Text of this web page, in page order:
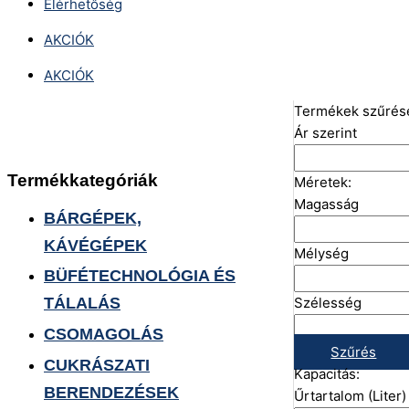
Elérhetőség
AKCIÓK
AKCIÓK
Termékkategóriák
BÁRGÉPEK,
KÁVÉGÉPEK
BÜFÉTECHNOLÓGIA ÉS
TÁLALÁS
CSOMAGOLÁS
CUKRÁSZATI
BERENDEZÉSEK
Termékek
Ár szerint
Méretek:
Magasság
Mélység
Szélesség
Szűrés
Kapacitás:
Űrtartalom (Liter)